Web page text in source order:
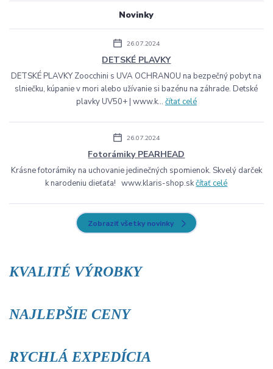
Novinky
26.07.2024
DETSKÉ PLAVKY
DETSKÉ PLAVKY Zoocchini s UVA OCHRANOU na bezpečný pobyt na
slniečku, kúpanie v mori alebo užívanie si bazénu na záhrade. Detské
plavky UV50+ | www.k... čítať celé
26.07.2024
Fotorámiky PEARHEAD
Krásne fotorámiky na uchovanie jedinečných spomienok. Skvelý darček
k narodeniu dieťaťa! www.klaris-shop.skčítať celé
Zobraziť všetky novinky
KVALITÉ VÝROBKY
NAJLEPŠIE CENY
RYCHLÁ EXPEDÍCIA